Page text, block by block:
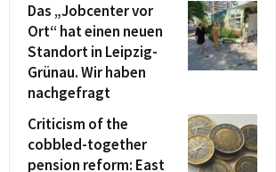
Das „Jobcenter vor
Ort“ hat einen neuen
Standort in Leipzig-
Grünau. Wir haben
nachgefragt
Criticism of the
cobbled-together
pension reform: East